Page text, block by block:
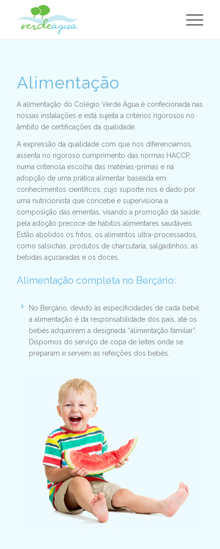
Alimentação
A alimentação do Colégio Verde Água é confecionada nas
nossas instalações e está sujeita a critérios rigorosos no
âmbito de certificações da qualidade.
A expressão da qualidade com que nos diferenciamos,
assenta no rigoroso cumprimento das normas HACCP,
numa criteriosa escolha das matérias-primas e na
adopção de uma prática alimentar baseada em
conhecimentos científicos, cujo suporte nos é dado por
uma nutricionista que concebe e supervisiona a
composição das ementas, visando a promoção da saúde,
pela adoção precoce de hábitos alimentares saudáveis.
Estão abolidos os fritos, os alimentos ultra-processados,
como salsichas, produtos de charcutaria, salgadinhos, as
bebidas açucaradas e os doces.
Alimentação completa no Berçário:
No Berçário, devido às especificidades de cada bebé,
a alimentação é da responsabilidade dos pais, até os
bebés adquirirem a designada “alimentação familiar”.
Dispomos do serviço de copa de leites onde se
preparam e servem as refeições dos bebés.